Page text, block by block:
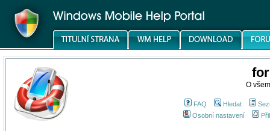
O
FAQ Hledat
Osobní nastavení